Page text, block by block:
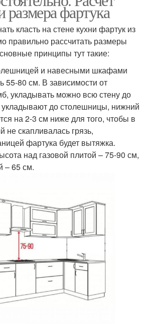
размера фартука
класть на стене кухни фартук из
правильно рассчитать размеры
принципы тут такие:
и навесными шкафами
55-80 см. В зависимости от
укладывать можно всю стену до
до столешницы, нижний
на 2-3 см ниже для того, чтобы в
не скапливалась грязь,
фартука будет вытяжка.
над газовой плитой – 75-90 см,
– 65 см.